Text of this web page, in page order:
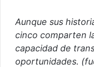
r
u
n
Aunque sus
cinco comparten
capacidad de
oportunidades.